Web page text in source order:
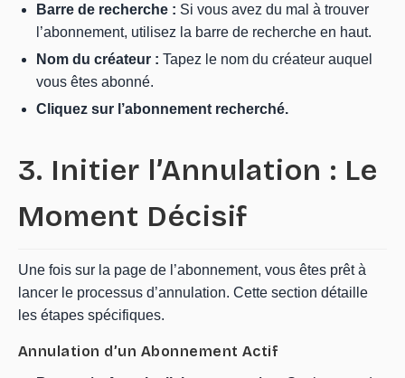
Barre de recherche : Si vous avez du mal à trouver
l’abonnement, utilisez la barre de recherche en haut.
Nom du créateur : Tapez le nom du créateur auquel
vous êtes abonné.
Cliquez sur l’abonnement recherché.
3. Initier l’Annulation : Le
Moment Décisif
Une fois sur la page de l’abonnement, vous êtes prêt à
lancer le processus d’annulation. Cette section détaille
les étapes spécifiques.
Annulation d’un Abonnement Actif